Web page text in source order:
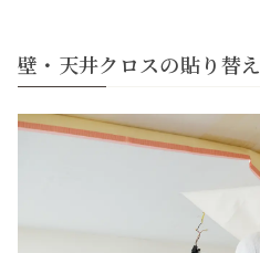
壁・天井クロスの貼り替え